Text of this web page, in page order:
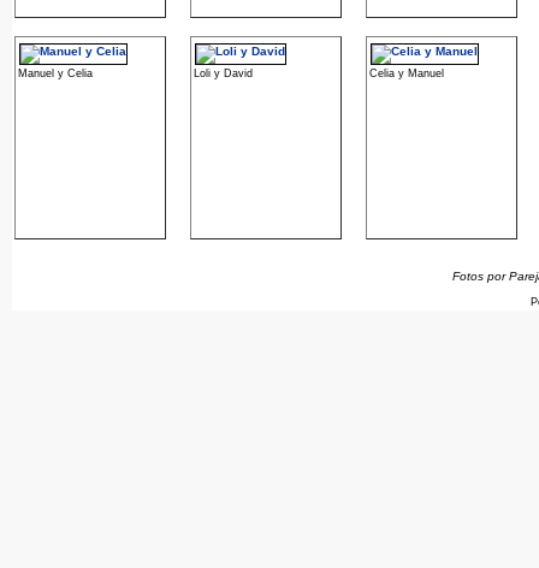
Manuel y Celia Loli y David Celia y Manuel
Fotos por